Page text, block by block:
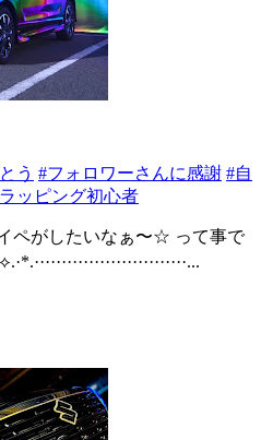
う #フォロワーさんに感謝 #自
ッピング初心者
ペがしたいなぁ〜☆ って事で